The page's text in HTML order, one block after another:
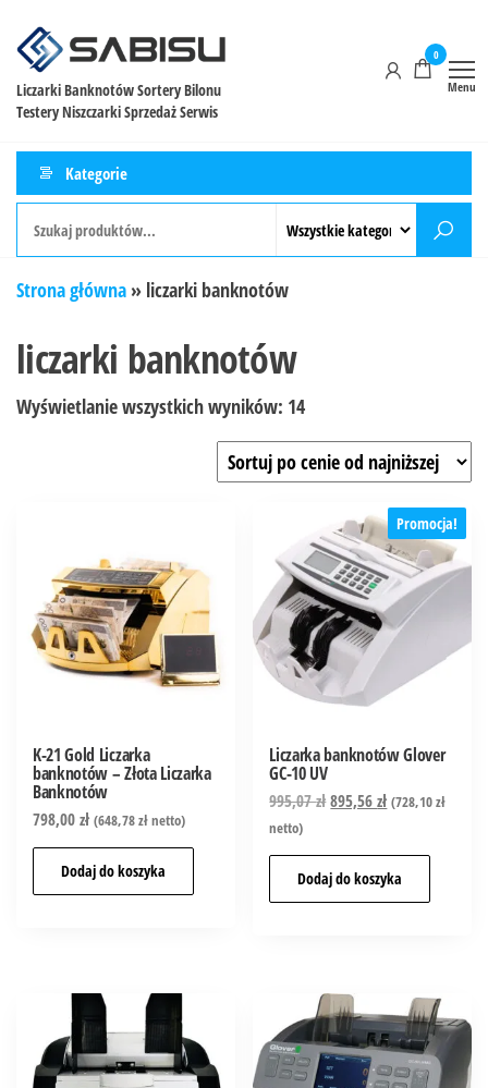
Liczarki Banknotów Sortery Bilonu
Testery Niszczarki Sprzedaż Serwis
0
Menu
Kategorie
Strona główna » liczarki banknotów
liczarki banknotów
Wyświetlanie wszystkich wyników: 14
K-21 Gold Liczarka
banknotów – Złota Liczarka
Banknotów
798,00zł (648,78złnetto)
Dodaj do koszyka
Promocja!
Liczarka banknotów Glover
GC-10 UV
995,07zł895,56zł (728,10zł
netto)
Dodaj do koszyka